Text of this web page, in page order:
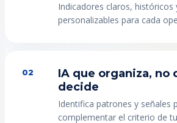
Indicadores claros, históricos
personalizables para cada
02
IA que organiza, no
decide
Identifica patrones y señales
complementar el criterio de